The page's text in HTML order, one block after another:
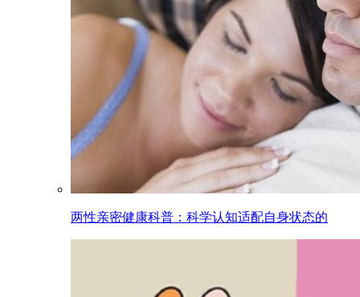
两性亲密健康科普：科学认知适配自身状态的